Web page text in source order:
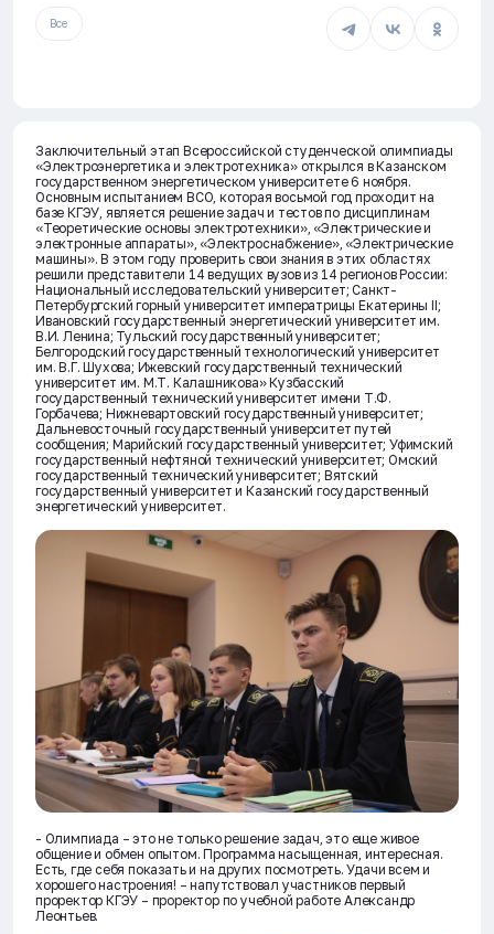
Все
Заключительный этап Всероссийской студенческой олимпиады
«Электроэнергетика и электротехника» открылся в Казанском
государственном энергетическом университете 6 ноября.
Основным испытанием ВСО, которая восьмой год проходит на
базе КГЭУ, является решение задач и тестов по дисциплинам
«Теоретические основы электротехники», «Электрические и
электронные аппараты», «Электроснабжение», «Электрические
машины». В этом году проверить свои знания в этих областях
решили представители 14 ведущих вузов из 14 регионов России:
Национальный исследовательский университет; Санкт-
Петербургский горный университет императрицы Екатерины II;
Ивановский государственный энергетический университет им.
В.И. Ленина; Тульский государственный университет;
Белгородский государственный технологический университет
им. В.Г. Шухова; Ижевский государственный технический
университет им. М.Т. Калашникова» Кузбасский
государственный технический университет имени Т.Ф.
Горбачева; Нижневартовский государственный университет;
Дальневосточный государственный университет путей
сообщения; Марийский государственный университет; Уфимский
государственный нефтяной технический университет; Омский
государственный технический университет; Вятский
государственный университет и Казанский государственный
энергетический университет.
- Олимпиада – это не только решение задач, это еще живое
общение и обмен опытом. Программа насыщенная, интересная.
Есть, где себя показать и на других посмотреть. Удачи всем и
хорошего настроения! – напутствовал участников первый
проректор КГЭУ – проректор по учебной работе Александр
Леонтьев.